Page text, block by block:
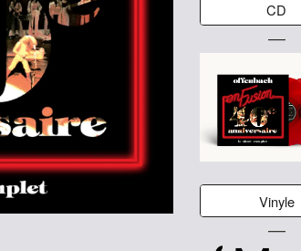
CD
―
Vinyle
―